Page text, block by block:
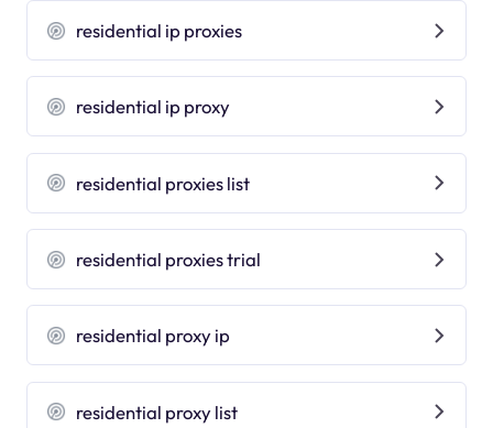
residential ip proxies
residential ip proxy
residential proxies list
residential proxies trial
residential proxy ip
residential proxy list